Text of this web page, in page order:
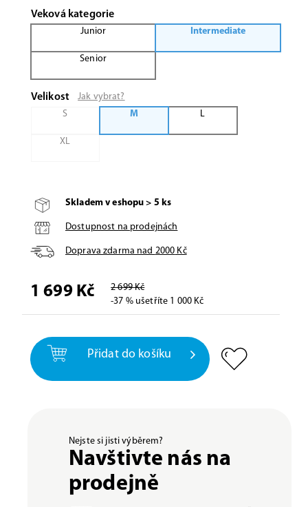
Veková kategorie
Junior Intermediate
Senior
Velikost
Jak vybrat?
S
M L
XL
Skladem v eshopu > 5 ks
Dostupnost na prodejnách
Doprava zdarma nad 2000 Kč
1 699 Kč
2 699 Kč
-37 % ušetříte 1 000 Kč
Přidat do košíku
Nejste si jisti výběrem?
Navštivte nás na
prodejně